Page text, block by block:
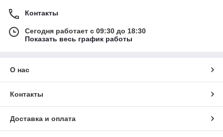
Контакты
Сегодня работает с 09:30 до 18:30
Показать весь график работы
О нас
Контакты
Доставка и оплата